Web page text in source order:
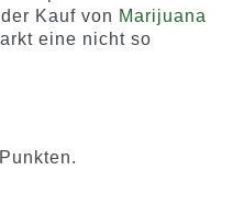
Kauf von Marijuana
eine nicht so